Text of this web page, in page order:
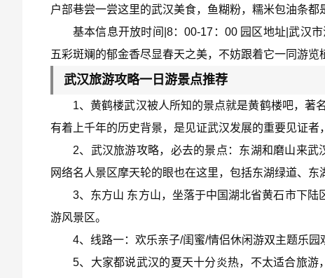
户部巷尝一尝这里的武汉美食，鱼糊粉，糯米包油条都
基本信息开放时间|8：00-17：00 园区地址|武汉
五彩斑斓的郁金香尽显春天之美，不妨跟着它一同游览
武汉旅游攻略一日游景点推荐
1、黄鹤楼武汉被人所知的景点就是黄鹤楼吧，著
有着上千年的历史背景，是见证武汉发展的重要见证者
2、武汉旅游攻略，必去的景点：东湖和磨山来
网络名人景区摩天轮的眼也在这里，包括东湖绿道、东
3、东方山 东方山，坐落于中国湖北省黄石市下
游风景区。
4、线路一：欢乐亲子/闺蜜/情侣休闲游双主题乐园
5、大家都说武汉的夏天十分炎热，不太适合旅